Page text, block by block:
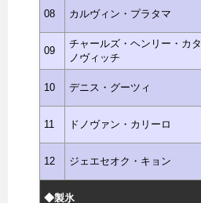
08 カルヴィン・プラタマ
09
チャールズ・ヘンリー・カタ
ノヴィッチ
10 デニス・グーツィ
11 ドノヴァン・カリーロ
12 ジェエセオク・キョン
◆製氷